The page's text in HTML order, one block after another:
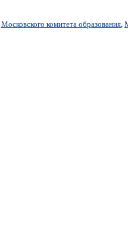
Московского комитета образования,